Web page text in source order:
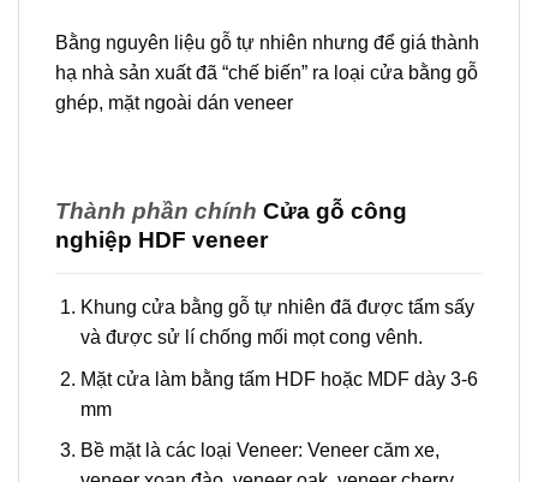
Bằng nguyên liệu gỗ tự nhiên nhưng để giá thành
hạ nhà sản xuất đã “chế biến” ra loại cửa bằng gỗ
ghép, mặt ngoài dán veneer
Thành phần chính Cửa gỗ công
nghiệp HDF veneer
Khung cửa bằng gỗ tự nhiên đã được tẩm sấy
và được sử lí chống mối mọt cong vênh.
Mặt cửa làm bằng tấm HDF hoặc MDF dày 3-6
mm
Bề mặt là các loại Veneer: Veneer căm xe,